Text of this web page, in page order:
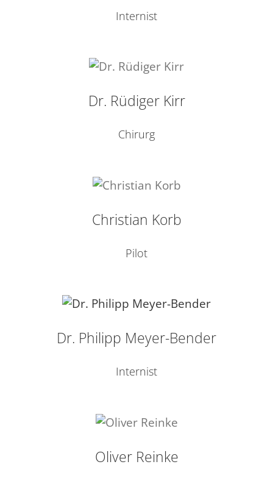
Internist
Dr. Rüdiger Kirr
Chirurg
Christian Korb
Pilot
Dr. Philipp Meyer-Bender
Internist
Oliver Reinke